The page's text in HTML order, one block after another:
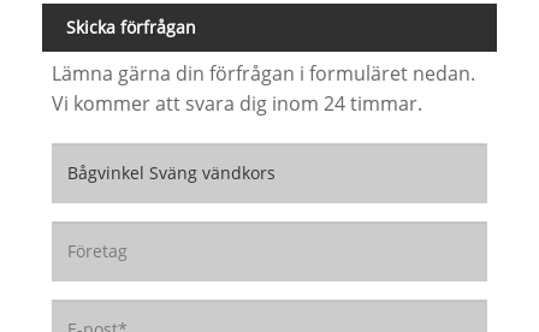
Skicka förfrågan
Lämna gärna din förfrågan i formuläret nedan.
Vi kommer att svara dig inom 24 timmar.